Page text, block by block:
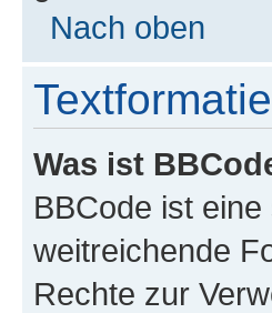
Nach oben
Was ist
BBCode ist
weitreichende
Rechte zur